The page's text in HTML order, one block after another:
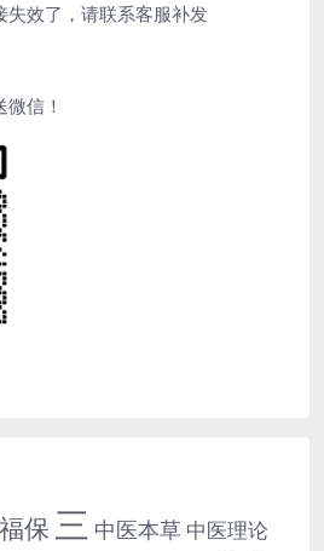
效了，请联系客服补发
信！
保 三 中医本草 中医理论